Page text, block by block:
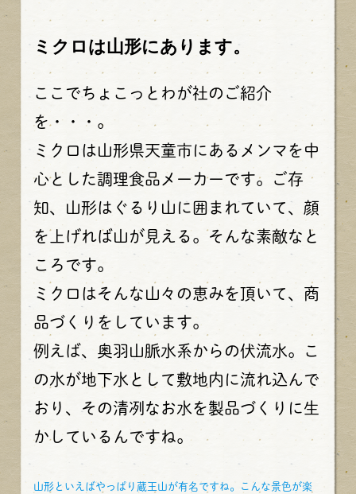
ミクロは山形にあります。
ここでちょこっとわが社のご紹介
を・・・。
ミクロは山形県天童市にあるメンマを中
心とした調理食品メーカーです。ご存
知、山形はぐるり山に囲まれていて、顔
を上げれば山が見える。そんな素敵なと
ころです。
ミクロはそんな山々の恵みを頂いて、商
品づくりをしています。
例えば、奥羽山脈水系からの伏流水。こ
の水が地下水として敷地内に流れ込んで
おり、その清冽なお水を製品づくりに生
かしているんですね。
山形といえばやっぱり蔵王山が有名ですね。こんな景色が楽